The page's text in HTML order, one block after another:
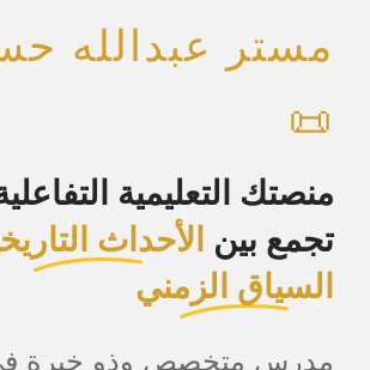
مستر عبدالله
📜
منصتك التعليمية
تجمع بين الأحداث
السياق الزمني
مدرس متخصص وذو خبرة